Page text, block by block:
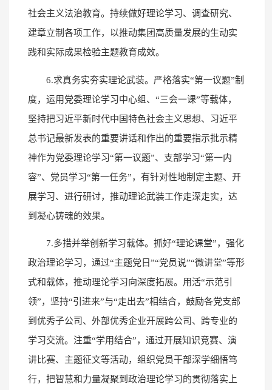
社会主义法治教育。持续做好理论学习、调查研究、
建章立制各项工作，以推动集团高质量发展的生动实
践和实际成果检验主题教育成效。
6.求真务实夯实理论武装。严格落实“第一议题”制
度，运用党委理论学习中心组、“三会一课”等载体，
坚持把习近平新时代中国特色社会主义思想、习近平
总书记最新发表的重要讲话和作出的重要指示批示精
神作为党委理论学习“第一议题”、支部学习“第一内
容”、党员学习“第一任务”，有针对性地制定主题、开
展学习、进行研讨，推动理论武装工作走深走实，达
到凝心铸魂的效果。
7.多措并举创新学习载体。抓好“理论课堂”，强化
政治理论学习，通过“主题党日”“党员说”“微讲堂”等形
式和载体，推动理论学习向深度拓展。用活“示范引
领”，坚持“引进来”与“走出去”相结合，鼓励各党支部
到优秀子公司、外部优秀企业开展跨公司、跨专业的
学习交流。注重“学用结合”，通过开展知识竞赛、演
讲比赛、主题征文等活动，组织党员干部深学细悟笃
行，把智慧和力量凝聚到政治理论学习的贯彻落实上